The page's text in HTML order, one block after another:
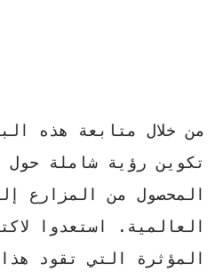
من خلال متابعة هذه
تكوين رؤية شاملة حول
المحصول من المزارع
العالمية.
استعدوا
المؤثرة التي تقود